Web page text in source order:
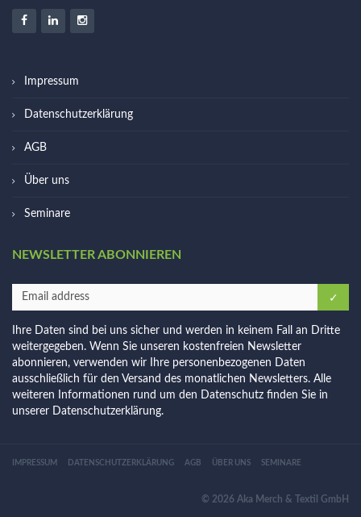
Impressum
Datenschutzerklärung
AGB
Über uns
Seminare
NEWSLETTER ABONNIEREN
Ihre Daten sind bei uns sicher und werden in keinem Fall an Dritte
weitergegeben. Wenn Sie unseren kostenfreien Newsletter
abonnieren, verwenden wir Ihre personenbezogenen Daten
ausschließlich für den Versand des monatlichen Newsletters. Alle
weiteren Informationen rund um den Datenschutz finden Sie in
unserer Datenschutzerklärung.
IMPRESSUM DATENSCHUTZERKLÄRUNG AGB ÜBER UNS SEMINARE
© 2026 Aka Merch & Textil GmbH